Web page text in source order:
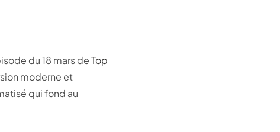
du 18 mars deTop
moderne et
qui fond au